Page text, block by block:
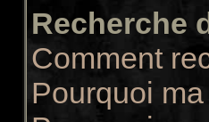
Recherche
Comment
Pourquoi